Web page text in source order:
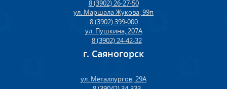
8 (3902) 26-27-50
ул. Маршала Жукова, 99п
8 (3902) 399-000
ул. Пушкина, 207А
8 (3902) 24-42-32
г. Саяногорск
ул. Металлургов, 29А